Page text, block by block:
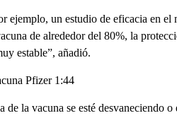
ejemplo, un estudio de eficacia en
de alrededor del 80%, la
estable”, añadió.
Pfizer 1:44
la vacuna se esté desvaneciendo